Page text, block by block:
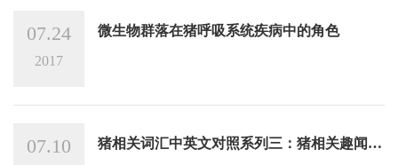
07.24
2017
微生物群落在猪呼吸系统疾病中的角色
07.10
猪相关词汇中英文对照系列三：猪相关趣闻和